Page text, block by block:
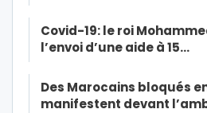
Covid-19: le roi
l’envoi d’une aide à 15…
Des Marocains bloqués
manifestent devant